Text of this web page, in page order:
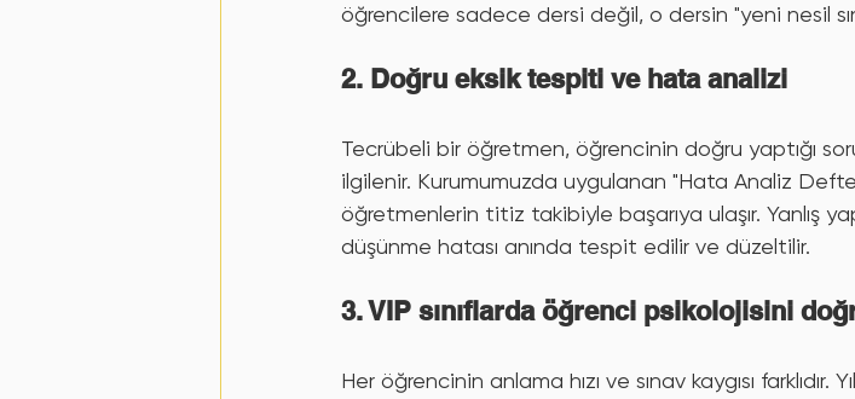
öğrencilere sadece dersi değil, o dersin "yeni nesil
2. Doğru eksik tespiti ve hata analizi
Tecrübeli bir öğretmen, öğrencinin doğru yaptığı
ilgilenir. Kurumumuzda uygulanan "Hata Analiz
öğretmenlerin titiz takibiyle başarıya ulaşır. Yanlış
düşünme hatası anında tespit edilir ve düzeltilir.
3. VIP sınıflarda öğrenci psikolojisini
Her öğrencinin anlama hızı ve sınav kaygısı